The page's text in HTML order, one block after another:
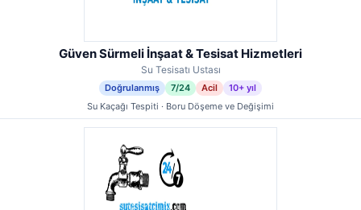
Güven Sürmeli İnşaat & Tesisat Hizmetleri
Su Tesisatı Ustası
Doğrulanmış 7/24 Acil
10+ yıl
Su Kaçağı Tespiti · Boru Döşeme ve Değişimi